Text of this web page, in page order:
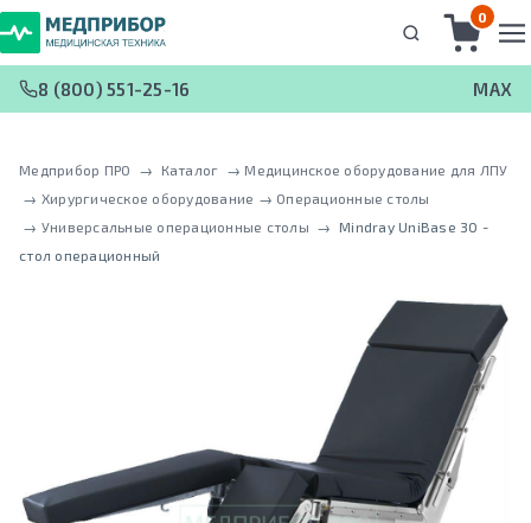
0
8 (800) 551-25-16 MAX
Медприбор ПРО → Каталог → Медицинское оборудование для ЛПУ
→ Хирургическое оборудование → Операционные столы
→ Универсальные операционные столы →
Mindray UniBase 30 -
стол операционный